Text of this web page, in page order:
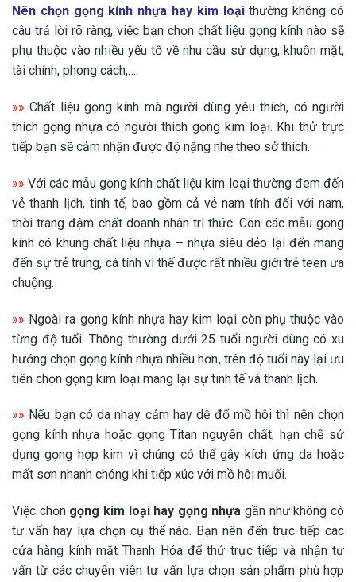
Nên chọn gọng kính nhựa hay kim loạithường không có
câu trả lời rõ ràng, việc bạn chọn chất liệu gọng kính nào sẽ
phụ thuộc vào nhiều yếu tố về nhu cầu sử dụng, khuôn mặt,
tài chính, phong cách,….
»» Chất liệu gọng kính mà người dùng yêu thích, có người
thích gọng nhựa có người thích gọng kim loại. Khi thử trực
tiếp bạn sẽ cảm nhận được độ nặng nhẹ theo sở thích.
»»Với các mẫu gọng kính chất liệu kim loại thường đem đến
vẻ thanh lịch, tinh tế, bao gồm cả vẻ nam tính đối với nam,
thời trang đậm chất doanh nhân tri thức. Còn các mẫu gọng
kính có khung chất liệu nhựa – nhựa siêu dẻo lại đến mang
đến sự trẻ trung, cá tính vì thế được rất nhiều giới trẻ teen ưa
chuộng.
»» Ngoài ra gọng kính nhựa hay kim loại còn phụ thuộc vào
từng độ tuổi. Thông thường dưới 25 tuổi người dùng có xu
hướng chọn gọng kính nhựa nhiều hơn, trên độ tuổi này lại ưu
tiên chọn gọng kim loại mang lại sự tinh tế và thanh lịch.
»» Nếu bạn có da nhạy cảm hay dễ đổ mồ hôi thì nên chọn
gọng kính nhựa hoặc gọng Titan nguyên chất, hạn chế sử
dụng gọng hợp kim vì chúng có thể gây kích ứng da hoặc
mất sơn nhanh chóng khi tiếp xúc với mồ hôi muối.
Việc chọn gọng kim loại hay gọng nhựa gần như không có
tư vấn hay lựa chọn cụ thể nào. Bạn nên đến trực tiếp các
cửa hàng kính mắt Thanh Hóa để thử trực tiếp và nhận tư
vấn từ các chuyên viên tư vấn lựa chọn sản phẩm phù hợp